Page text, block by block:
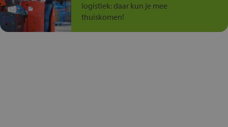
logistiek: daar kun je mee
thuiskomen!